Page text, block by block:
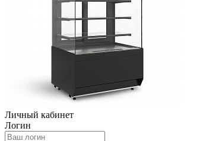
Личный кабинет
Логин